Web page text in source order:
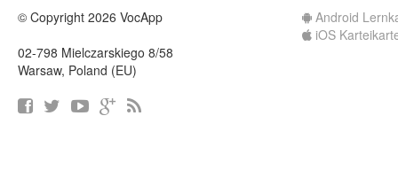
© Copyright 2026 VocApp
02-798 Mielczarskiego 8/58
Warsaw, Poland (EU)
Android
iOS